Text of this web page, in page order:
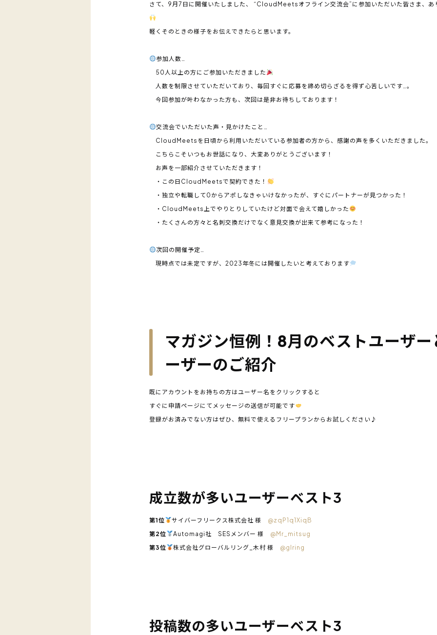
さて、9月7日に開催いたしました、 “CloudMeetsオフライン交流会”に参加いただいた皆さま、あ
軽くそのときの様子をお伝えできたらと思います。
参加人数…
50人以上の方にご参加いただきました
人数を制限させていただいており、毎回すぐに応募を締め切らざるを得ず心苦しいです…。
今回参加が叶わなかった方も、次回は是非お待ちしております！
交流会でいただいた声・見かけたこと…
CloudMeetsを日頃から利用いただいている参加者の方から、感謝の声を多くいただきました。
こちらこそいつもお世話になり、大変ありがとうございます！
お声を一部紹介させていただきます！
・この日CloudMeetsで契約できた！
・独立や転職して0からアポしなきゃいけなかったが、すぐにパートナーが見つかった！
・CloudMeets上でやりとりしていたけど対面で会えて嬉しかった
・たくさんの方々と名刺交換だけでなく意見交換が出来て参考になった！
次回の開催予定…
現時点では未定ですが、2023年冬には開催したいと考えております
マガジン恒例！8月のベストユーザ
ーザーのご紹介
既にアカウントをお持ちの方はユーザー名をクリックすると
すぐに申請ページにてメッセージの送信が可能です
登録がお済みでない方はぜひ、無料で使えるフリープランからお試しください♪
成立数が多いユーザーベスト3
第1位 サイバーフリークス株式会社 様 @zqP1q1XiqB
第2位
Automagi社 SESメンバー 様 @Mr_mitsug
第3位
株式会社グローバルリング_木村 様 @glring
投稿数の多いユーザーベスト3